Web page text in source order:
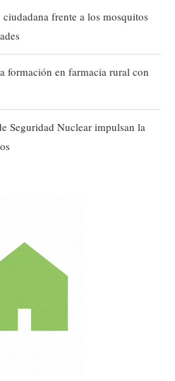
frente a los mosquitos
formación en farmacia rural con
Seguridad Nuclear impulsan la